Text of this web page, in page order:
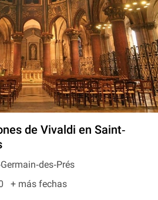
de Vivaldi en Saint‐
+ más fechas